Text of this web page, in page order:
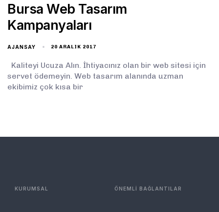
Bursa Web Tasarım
Kampanyaları
AJANSAY 20 ARALIK 2017
Kaliteyi Ucuza Alın. İhtiyacınız olan bir web sitesi için
servet ödemeyin. Web tasarım alanında uzman
ekibimiz çok kısa bir
KURUMSAL ÖNEMLİ BAĞLANTILAR